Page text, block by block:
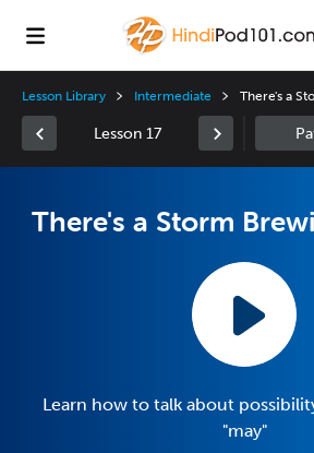
Lesson Library Intermediate There's a
Lesson 17
There's a Storm
Learn how to talk about
"may"